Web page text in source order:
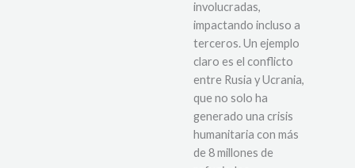
involucradas,
impactando incluso a
terceros. Un ejemplo
claro es el conflicto
entre Rusia y Ucrania,
que no solo ha
generado una crisis
humanitaria con más
de 8 millones de